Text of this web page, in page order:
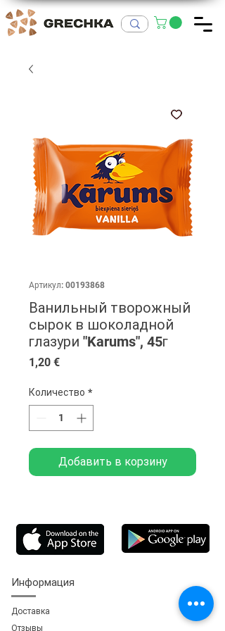
Артикул: 00193868
Ванильный творожный
сырок в шоколадной
глазури "Karums", 45г
1,20 €Цена
Количество *
Добавить в корзину
Информация
Доставка
Отзывы